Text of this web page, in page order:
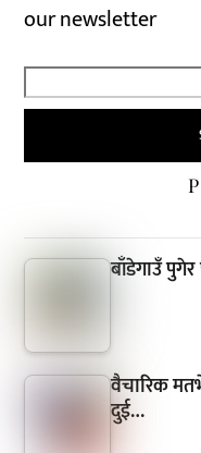
our newsletter
बाँडेगाउँ
वैचारिक
दुई…